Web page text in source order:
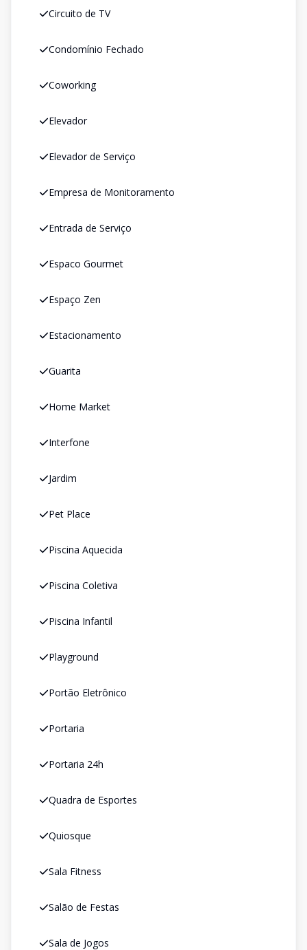
Circuito de TV
Condomínio Fechado
Coworking
Elevador
Elevador de Serviço
Empresa de Monitoramento
Entrada de Serviço
Espaco Gourmet
Espaço Zen
Estacionamento
Guarita
Home Market
Interfone
Jardim
Pet Place
Piscina Aquecida
Piscina Coletiva
Piscina Infantil
Playground
Portão Eletrônico
Portaria
Portaria 24h
Quadra de Esportes
Quiosque
Sala Fitness
Salão de Festas
Sala de Jogos